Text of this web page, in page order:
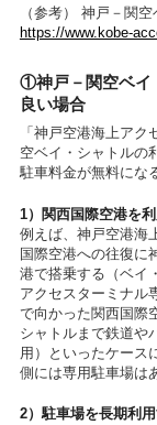
（参考） 神戸－関
https://www.kobe-
①神戸－関空ベイ
良い場合
「神戸空港海上ア
空ベイ・シャトルの
駐車料金が無料にな
1）関西国際空港を
例えば、神戸空港海
国際空港への往復に
港で搭乗する（ベイ
アクセスターミナル
で向かった関西国際
シャトルまで鉄道や
用）といったケース
側には専用駐車場は
2）駐車場を長期利